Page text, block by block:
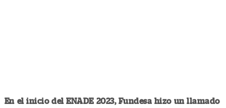
En el inicio del ENADE 2023, Fundesa hizo un llamado